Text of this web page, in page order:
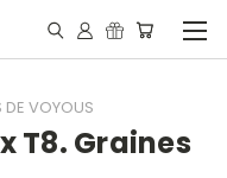
DE VOYOUS
T8. Graines